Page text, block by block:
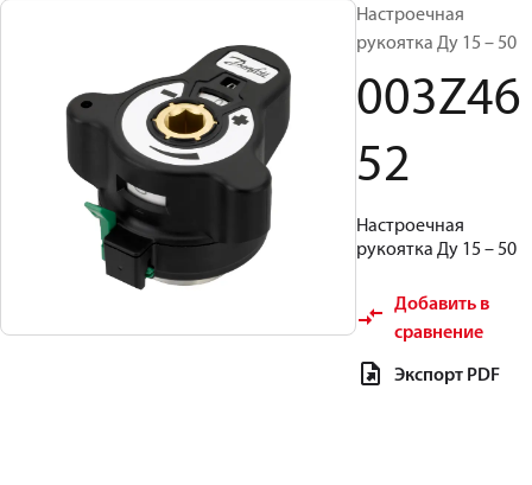
Настроечная
рукоятка Ду 15 – 50
003Z46
52
Настроечная
рукоятка Ду 15 – 50
Добавить в
сравнение
Экспорт PDF